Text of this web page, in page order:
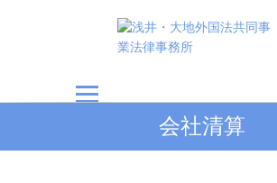
浅井・大地外
同事業法律事務
会社清算